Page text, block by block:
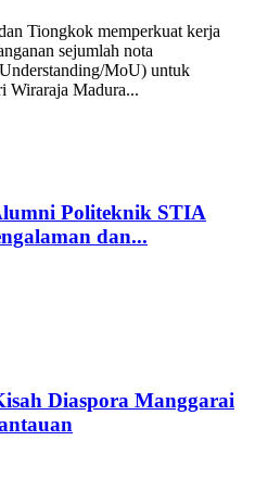
Tiongkok memperkuat kerja
sejumlah nota
MoU) untuk
Wiraraja Madura...
Politeknik STIA
dan...
Diaspora Manggarai